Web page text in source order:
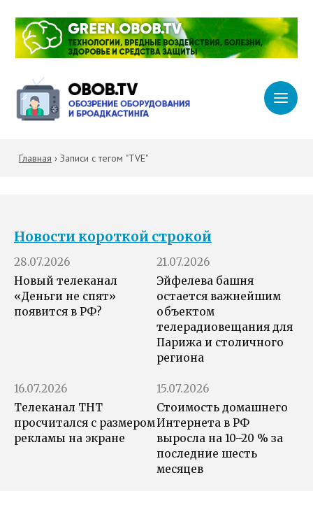
Главная › Записи с тегом "TVE"
Новости короткой строкой
28.07.2026
Новый телеканал
«Деньги не спят»
появится в РФ?
21.07.2026
Эйфелева башня
остается важнейшим
объектом
телерадиовещания для
Парижа и столичного
региона
16.07.2026
Телеканал ТНТ
просчитался с размером
рекламы на экране
15.07.2026
Стоимость домашнего
Интернета в РФ
выросла на 10–20 % за
последние шесть
месяцев